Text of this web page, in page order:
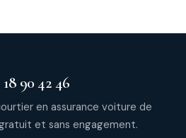
18 90 42 46
en assurance voiture de
et sans engagement.